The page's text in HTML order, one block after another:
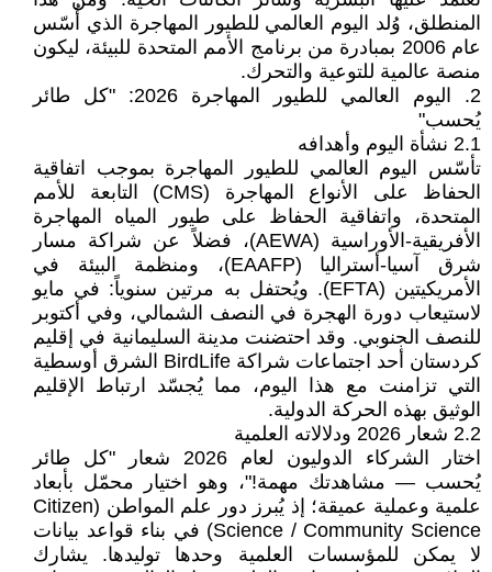
المنطلق، وُلد اليوم العالمي للطيور المهاجرة الذي أُسّس
عام 2006 بمبادرة من برنامج الأمم المتحدة للبيئة، ليكون
منصة عالمية للتوعية والتحرك.
2. اليوم العالمي للطيور المهاجرة 2026: "كل طائر
يُحسب"
2.1 نشأة اليوم وأهدافه
تأسّس اليوم العالمي للطيور المهاجرة بموجب اتفاقية
الحفاظ على الأنواع المهاجرة (CMS) التابعة للأمم
المتحدة، واتفاقية الحفاظ على طيور المياه المهاجرة
الأفريقية-الأوراسية (AEWA)، فضلاً عن شراكة مسار
شرق آسيا-أستراليا (EAAFP)، ومنظمة البيئة في
الأمريكيتين (EFTA). ويُحتفل به مرتين سنوياً: في مايو
لاستيعاب دورة الهجرة في النصف الشمالي، وفي أكتوبر
للنصف الجنوبي. وقد احتضنت مدينة السليمانية في إقليم
كردستان أحد اجتماعات شراكة BirdLife الشرق أوسطية
التي تزامنت مع هذا اليوم، مما يُجسّد ارتباط الإقليم
الوثيق بهذه الحركة الدولية.
2.2 شعار 2026 ودلالاته العلمية
اختار الشركاء الدوليون لعام 2026 شعار "كل طائر
يُحسب — مشاهدتك مهمة!"، وهو اختيار محمّل بأبعاد
علمية وعملية عميقة؛ إذ يُبرز دور علم المواطن (Citizen
Science / Community Science) في بناء قواعد بيانات
لا يمكن للمؤسسات العلمية وحدها توليدها. يشارك